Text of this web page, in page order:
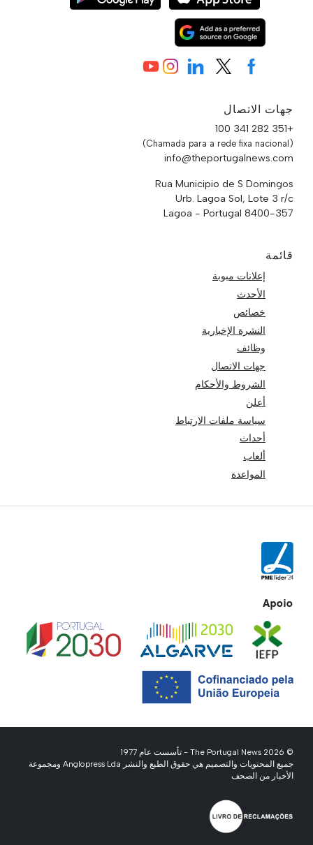
جهات الاتصال
+351 282 341 100
(Chamada para a rede fixa nacional)
info@theportugalnews.com
Rua Municipio de S Domingos
Urb. Lagoa Sol, Lote 3 r/c
8400-357 Lagoa - Portugal
قائمة
إعلانات مبوبة
الأحدث
خصائص
النشرة الإخبارية
وظائف
جهات الاتصال
الشروط والأحكام
أعلن
سياسة ملفات الارتباط
أحداث
ألعاب
المواعدة
Apoio
© 2026 The Portugal News - تأسست عام 1977
جميع المحتويات والتصميم هي حقوق الطبع والنشر Anglopress Lda ومجموعة
الأخبار من الصحف